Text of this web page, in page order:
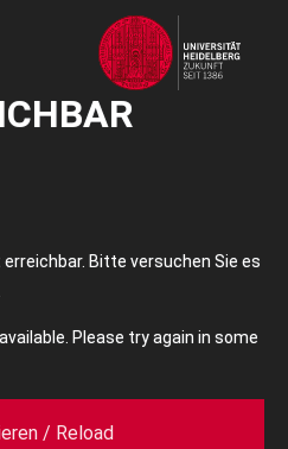
Bitte versuchen Sie es
Please try again in some
/ Reload